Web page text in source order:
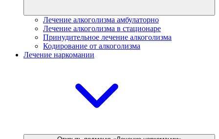
Лечение алкоголизма амбулаторно
Лечение алкоголизма в стационаре
Принудительное лечение алкоголизма
Кодирование от алкоголизма
Лечение наркомании